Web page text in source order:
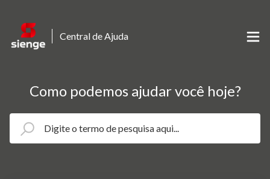
Central de Ajuda
Como podemos ajudar você hoje?